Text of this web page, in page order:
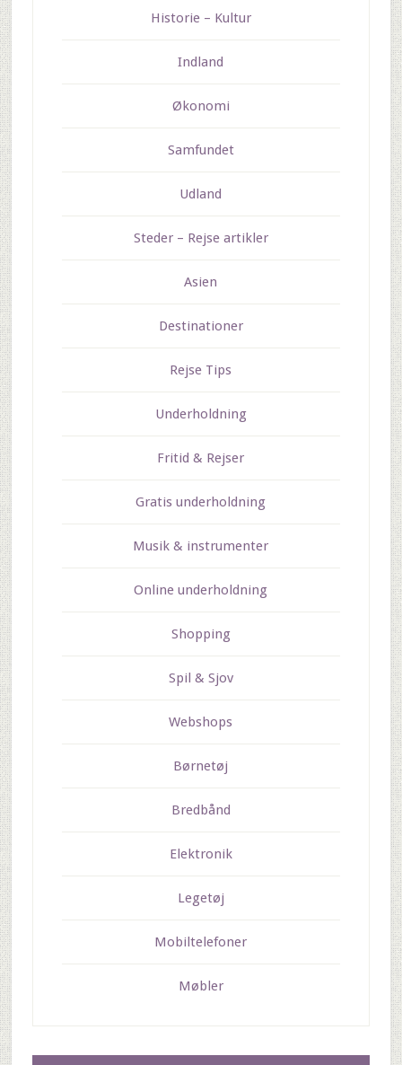
Historie – Kultur
Indland
Økonomi
Samfundet
Udland
Steder – Rejse artikler
Asien
Destinationer
Rejse Tips
Underholdning
Fritid & Rejser
Gratis underholdning
Musik & instrumenter
Online underholdning
Shopping
Spil & Sjov
Webshops
Børnetøj
Bredbånd
Elektronik
Legetøj
Mobiltelefoner
Møbler